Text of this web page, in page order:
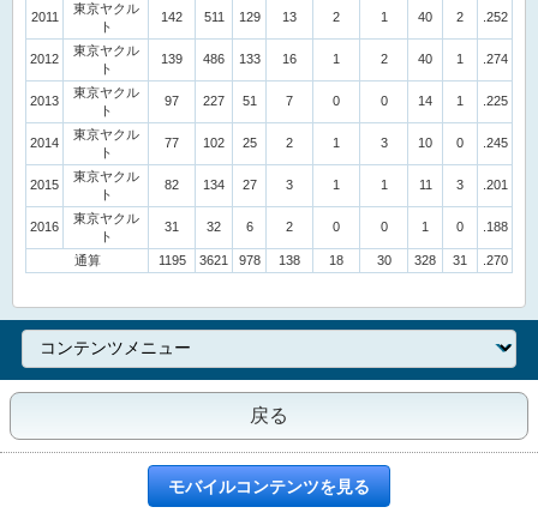
2011
東京ヤクル
ト
142 511 129 13 2 1 40 2 .252
2012
東京ヤクル
ト
139 486 133 16 1 2 40 1 .274
2013
東京ヤクル
ト
97 227 51 7 0 0 14 1 .225
2014
東京ヤクル
ト
77 102 25 2 1 3 10 0 .245
2015
東京ヤクル
ト
82 134 27 3 1 1 11 3 .201
2016
東京ヤクル
ト
31 32 6 2 0 0 1 0 .188
通算 1195 3621 978 138 18 30 328 31 .270
戻る
モバイルコンテンツを見る